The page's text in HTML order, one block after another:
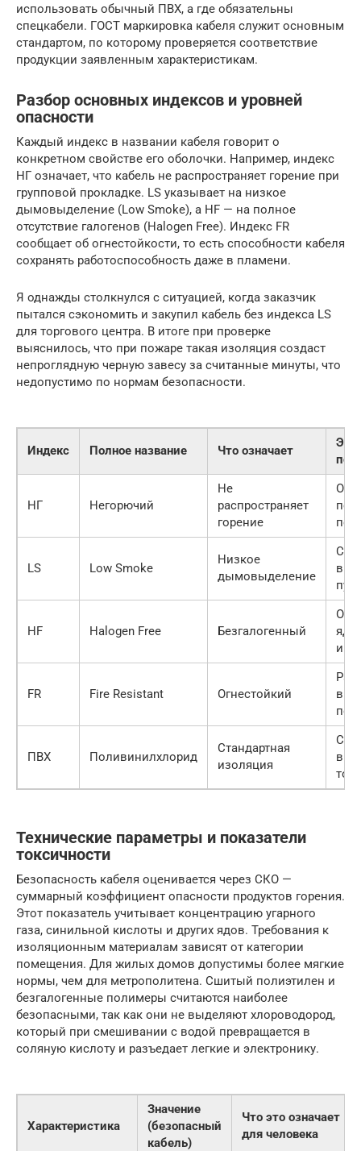
использовать обычный ПВХ, а где обязательны
спецкабели. ГОСТ маркировка кабеля служит основным
стандартом, по которому проверяется соответствие
продукции заявленным характеристикам.
Разбор основных индексов и уровней
опасности
Каждый индекс в названии кабеля говорит о
конкретном свойстве его оболочки. Например, индекс
НГ означает, что кабель не распространяет горение при
групповой прокладке. LS указывает на низкое
дымовыделение (Low Smoke), а HF — на полное
отсутствие галогенов (Halogen Free). Индекс FR
сообщает об огнестойкости, то есть способности кабеля
сохранять работоспособность даже в пламени.
Я однажды столкнулся с ситуацией, когда заказчик
пытался сэкономить и закупил кабель без индекса LS
для торгового центра. В итоге при проверке
выяснилось, что при пожаре такая изоляция создаст
непроглядную черную завесу за считанные минуты, что
недопустимо по нормам безопасности.
Индекс Полное название Что означает
НГ Негорючий
Не
распространяет
горение
по
LS Low Smoke
Низкое
дымовыделение
HF Halogen Free Безгалогенный
и
FR Fire Resistant Огнестойкий
ПВХ Поливинилхлорид
Стандартная
изоляция
Технические параметры и показатели
токсичности
Безопасность кабеля оценивается через СКО —
суммарный коэффициент опасности продуктов горения.
Этот показатель учитывает концентрацию угарного
газа, синильной кислоты и других ядов. Требования к
изоляционным материалам зависят от категории
помещения. Для жилых домов допустимы более мягкие
нормы, чем для метрополитена. Сшитый полиэтилен и
безгалогенные полимеры считаются наиболее
безопасными, так как они не выделяют хлороводород,
который при смешивании с водой превращается в
соляную кислоту и разъедает легкие и электронику.
Характеристика
Значение
(безопасный
кабель)
Что это означает
для человека